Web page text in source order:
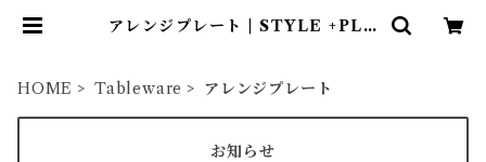
アレンジプレート | STYLE +PLU
HOME Tableware アレンジプレート
お知らせ